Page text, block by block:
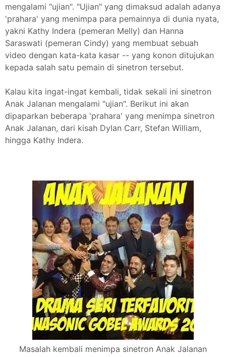
mengalami "ujian". "Ujian" yang dimaksud adalah adanya
'prahara' yang menimpa para pemainnya di dunia nyata,
yakni Kathy Indera (pemeran Melly) dan Hanna
Saraswati (pemeran Cindy) yang membuat sebuah
video dengan kata-kata kasar -- yang konon ditujukan
kepada salah satu pemain di sinetron tersebut.
Kalau kita ingat-ingat kembali, tidak sekali ini sinetron
Anak Jalanan mengalami "ujian". Berikut ini akan
dipaparkan beberapa 'prahara' yang menimpa sinetron
Anak Jalanan, dari kisah Dylan Carr, Stefan William,
hingga Kathy Indera.
Masalah kembali menimpa sinetron Anak Jalanan